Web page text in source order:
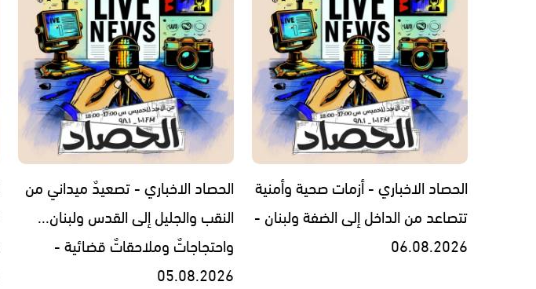
الحصاد الاخباري - أزمات صحية وأمنية
تتصاعد من الداخل إلى الضفة ولبنان -
06.08.2026
الحصاد الاخباري - تصعيدٌ ميداني من
النقب والجليل إلى القدس ولبنان...
واحتجاجاتٌ وملاحقاتٌ قضائية -
05.08.2026